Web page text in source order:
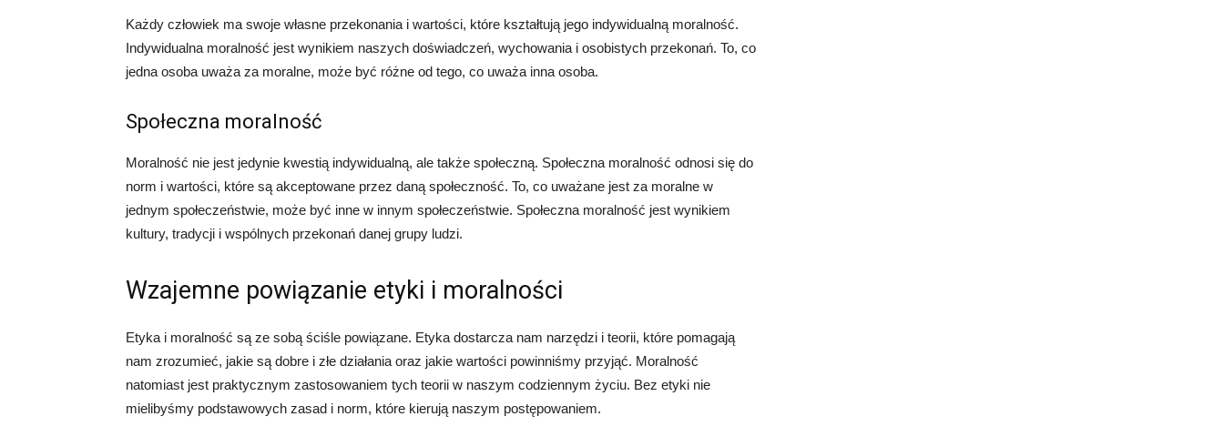
Każdy człowiek ma swoje własne przekonania i wartości, które kształtują jego indywidualną moralność.
Indywidualna moralność jest wynikiem naszych doświadczeń, wychowania i osobistych przekonań. To, co
jedna osoba uważa za moralne, może być różne od tego, co uważa inna osoba.
Społeczna moralność
Moralność nie jest jedynie kwestią indywidualną, ale także społeczną. Społeczna moralność odnosi się do
norm i wartości, które są akceptowane przez daną społeczność. To, co uważane jest za moralne w
jednym społeczeństwie, może być inne w innym społeczeństwie. Społeczna moralność jest wynikiem
kultury, tradycji i wspólnych przekonań danej grupy ludzi.
Wzajemne powiązanie etyki i moralności
Etyka i moralność są ze sobą ściśle powiązane. Etyka dostarcza nam narzędzi i teorii, które pomagają
nam zrozumieć, jakie są dobre i złe działania oraz jakie wartości powinniśmy przyjąć. Moralność
natomiast jest praktycznym zastosowaniem tych teorii w naszym codziennym życiu. Bez etyki nie
mielibyśmy podstawowych zasad i norm, które kierują naszym postępowaniem.